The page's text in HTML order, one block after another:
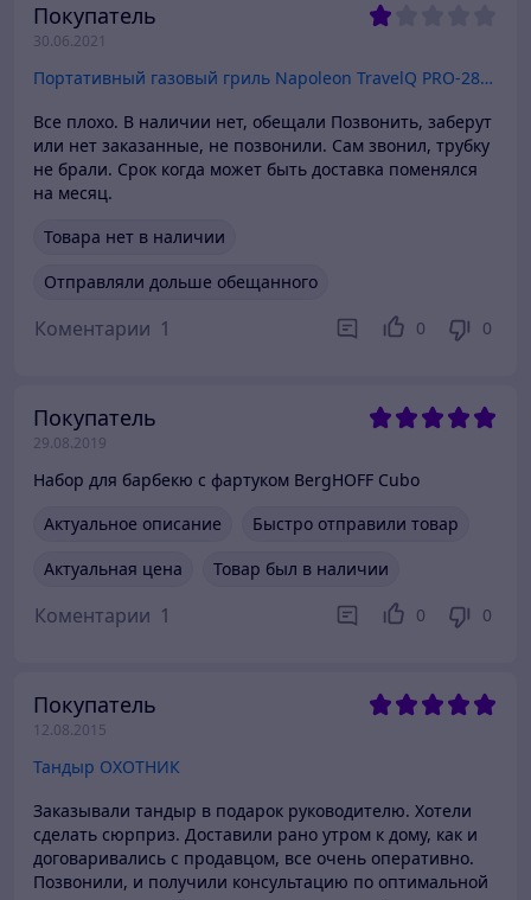
Покупатель
30.06.2021
Портативный газовый гриль Napoleon TravelQ PRO-285X
Все плохо. В наличии нет, обещали Позвонить, заберут
или нет заказанные, не позвонили. Сам звонил, трубку
не брали. Срок когда может быть доставка поменялся
на месяц.
Товара нет в наличии
Отправляли дольше обещанного
Коментарии 1 0 0
Покупатель
29.08.2019
Набор для барбекю с фартуком BergHOFF Cubo
Актуальное описание
Быстро отправили товар
Актуальная цена
Товар был в наличии
Коментарии 1 0 0
Покупатель
12.08.2015
Тандыр ОХОТНИК
Заказывали тандыр в подарок руководителю. Хотели
сделать сюрприз. Доставили рано утром к дому, как и
договаривались с продавцом, все очень оперативно.
Позвонили, и получили консультацию по оптимальной